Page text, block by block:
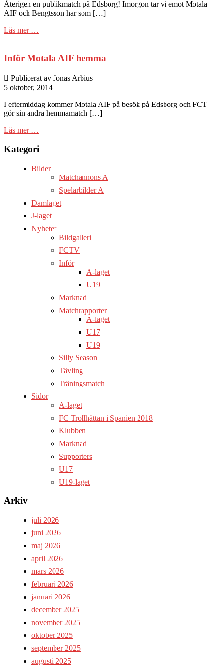
Återigen en publikmatch på Edsborg! Imorgon tar vi emot Motala
AIF och Bengtsson har som […]
Läs mer …
Inför Motala AIF hemma
Publicerat av Jonas Arbius
5 oktober, 2014
I eftermiddag kommer Motala AIF på besök på Edsborg och FCT
gör sin andra hemmamatch […]
Läs mer …
Kategori
Bilder
Matchannons A
Spelarbilder A
Damlaget
J-laget
Nyheter
Bildgalleri
FCTV
Inför
A-laget
U19
Marknad
Matchrapporter
A-laget
U17
U19
Silly Season
Tävling
Träningsmatch
Sidor
A-laget
FC Trollhättan i Spanien 2018
Klubben
Marknad
Supporters
U17
U19-laget
Arkiv
juli 2026
juni 2026
maj 2026
april 2026
mars 2026
februari 2026
januari 2026
december 2025
november 2025
oktober 2025
september 2025
augusti 2025